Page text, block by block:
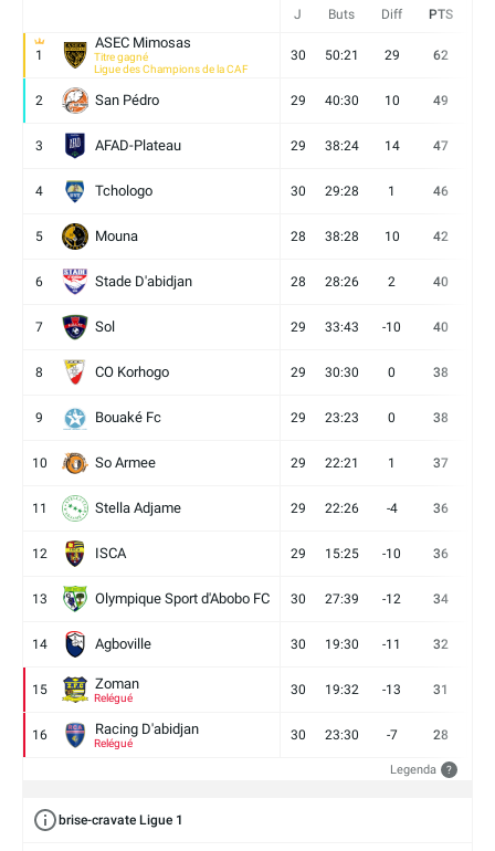
J Buts Diff PTS
1
ASEC Mimosas
Titre gagné
Ligue des Champions de la CAF
30 50:21 29 62
2 San Pédro 29 40:30 10 49
3 AFAD-Plateau 29 38:24 14 47
4 Tchologo 30 29:28 1 46
5 Mouna 28 38:28 10 42
6 Stade D'abidjan 28 28:26 2 40
7 Sol 29 33:43 -10 40
8 CO Korhogo 29 30:30 0 38
9 Bouaké Fc 29 23:23 0 38
10 So Armee 29 22:21 1 37
11 Stella Adjame 29 22:26 -4 36
12 ISCA 29 15:25 -10 36
13 Olympique Sport d'Abobo FC 30 27:39 -12 34
14 Agboville 30 19:30 -11 32
15 Zoman
Relégué
30 19:32 -13 31
16 Racing D'abidjan
Relégué
30 23:30 -7 28
Legenda ?
brise-cravate Ligue 1